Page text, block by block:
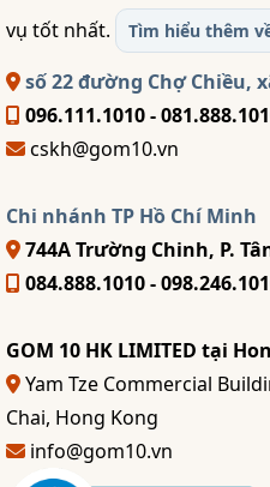
vụ tốt nhất.
Tìm hiểu thêm
số 22 đường Chợ Chiều,
096.111.1010 -
cskh@gom10.vn
Chi nhánh TP Hồ Chí Minh
744A Trường Chinh, P.
084.888.1010 -
GOM 10 HK LIMITED tại
Yam Tze Commercial
Chai, Hong Kong
info@gom10.vn